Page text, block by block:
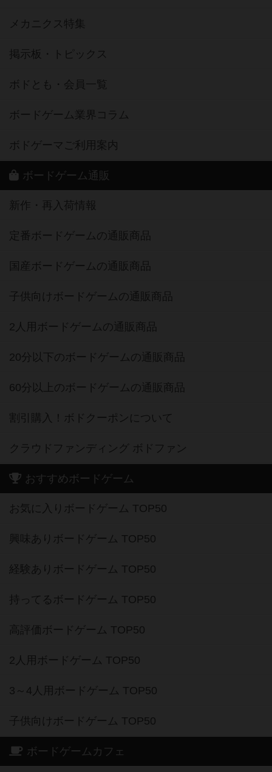
メカニクス特集
掲示板・トピックス
ボドとも・会員一覧
ボードゲーム業界コラム
ボドゲーマご利用案内
ボードゲーム通販
新作・再入荷情報
定番ボードゲームの通販商品
国産ボードゲームの通販商品
子供向けボードゲームの通販商品
2人用ボードゲームの通販商品
20分以下のボードゲームの通販商品
60分以上のボードゲームの通販商品
割引購入！ボドクーポンについて
クラウドファンディング ボドファン
おすすめボードゲーム
お気に入りボードゲーム TOP50
興味ありボードゲーム TOP50
経験ありボードゲーム TOP50
持ってるボードゲーム TOP50
高評価ボードゲーム TOP50
2人用ボードゲーム TOP50
3～4人用ボードゲーム TOP50
子供向けボードゲーム TOP50
ボードゲームカフェ